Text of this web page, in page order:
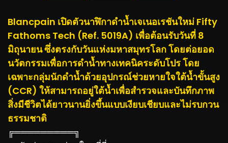
Blancpain เปิดตัวนาฬิกาดำน้ำเจเนอเรชันใหม่ Fifty
Fathoms Tech (Ref. 5019A) เพื่อต้อนรับวันที่ 8
มิถุนายน ซึ่งตรงกับวันแห่งมหาสมุทรโลก โดยต่อยอด
นวัตกรรมเพื่อการดำน้ำทางเทคนิคระดับโปร โดย
เฉพาะกลุ่มนักดำน้ำด้วยอุปกรณ์ช่วยหายใจใต้น้ำขั้นสูง
(CCR) ให้สามารถอยู่ใต้น้ำเพื่อสำรวจและบันทึกภาพ
สิ่งมีชีวิตได้ยาวนานยิ่งขึ้นแบบเงียบเชียบและไม่รบกวน
ธรรมชาติ
╔═════════╗